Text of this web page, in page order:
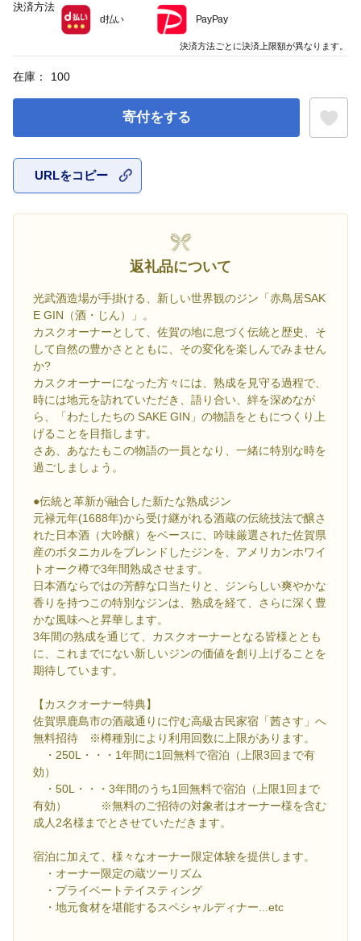
在庫： 100
寄付をする
URLをコピー
返礼品について
光武酒造場が手掛ける、新しい世界観のジン「赤鳥居SAK
E GIN（酒・じん）」。
カスクオーナーとして、佐賀の地に息づく伝統と歴史、そ
して自然の豊かさとともに、その変化を楽しんでみません
か?
カスクオーナーになった方々には、熟成を見守る過程で、
時には地元を訪れていただき、語り合い、絆を深めなが
ら、「わたしたちの SAKE GIN」の物語をともにつくり上
げることを目指します。
さあ、あなたもこの物語の一員となり、一緒に特別な時を
過ごしましょう。
●伝統と革新が融合した新たな熟成ジン
元禄元年(1688年)から受け継がれる酒蔵の伝統技法で醸さ
れた日本酒（大吟醸）をベースに、吟味厳選された佐賀県
産のボタニカルをブレンドしたジンを、アメリカンホワイ
トオーク樽で3年間熟成させます。
日本酒ならではの芳醇な口当たりと、ジンらしい爽やかな
香りを持つこの特別なジンは、熟成を経て、さらに深く豊
かな風味へと昇華します。
3年間の熟成を通じて、カスクオーナーとなる皆様ととも
に、これまでにない新しいジンの価値を創り上げることを
期待しています。
【カスクオーナー特典】
佐賀県鹿島市の酒蔵通りに佇む高級古民家宿「茜さす」へ
無料招待 ※樽種別により利用回数に上限があります。
・250L・・・1年間に1回無料で宿泊（上限3回まで有
効）
・50L・・・3年間のうち1回無料で宿泊（上限1回まで
有効） ※無料のご招待の対象者はオーナー様を含む
成人2名様までとさせていただきます。
宿泊に加えて、様々なオーナー限定体験を提供します。
・オーナー限定の蔵ツーリズム
・プライベートテイスティング
・地元食材を堪能するスペシャルディナー...etc
決済方法
d払い PayPay
決済方法ごとに決済上限額が異なります。